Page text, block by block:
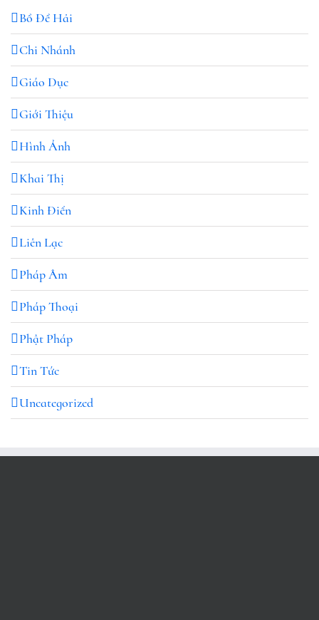
Bồ Đề Hải
Chi Nhánh
Giáo Dục
Giới Thiệu
Hình Ảnh
Khai Thị
Kinh Điển
Liên Lạc
Pháp Âm
Pháp Thoại
Phật Pháp
Tin Tức
Uncategorized